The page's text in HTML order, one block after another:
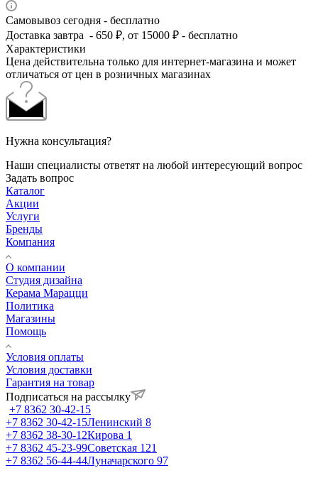
Самовывоз сегодня - бесплатно
Доставка завтра - 650 ₽, от 15000 ₽ - бесплатно
Характеристики
Цена действительна только для интернет-магазина и может
отличаться от цен в розничных магазинах
Нужна консультация?
Наши специалисты ответят на любой интересующий вопрос
Задать вопрос
Каталог
Акции
Услуги
Бренды
Компания
О компании
Студия дизайна
Керама Марацци
Политика
Магазины
Помощь
Условия оплаты
Условия доставки
Гарантия на товар
Подписаться на рассылку
+7 8362 30-42-15
+7 8362 30-42-15Ленинский 8
+7 8362 38-30-12Кирова 1
+7 8362 45-23-99Советская 121
+7 8362 56-44-44Луначарского 97